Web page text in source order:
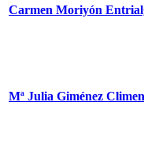
Carmen Moriyón
Mª Julia Giménez